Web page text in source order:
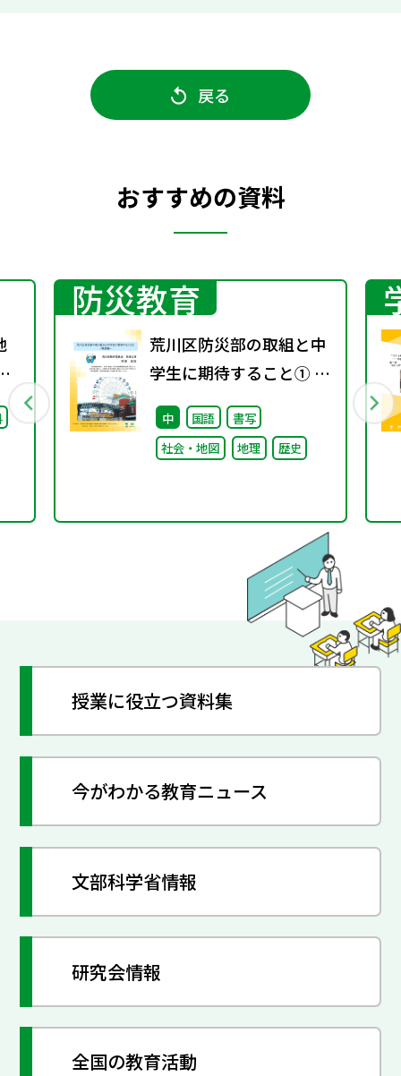
戻る
おすすめの資料
防災教育
荒川区防災部の取組と中
学生に期待すること① ～
概要編～
中 国語
書写
社会・地図
地理 歴史
授業に役立つ資料集
今がわかる教育ニュース
文部科学省情報
研究会情報
全国の教育活動